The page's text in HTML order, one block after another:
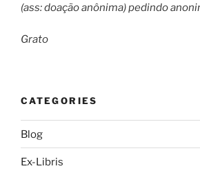
(ass: doação anônima) pedindo
Grato
CATEGORIES
Blog
Ex-Libris